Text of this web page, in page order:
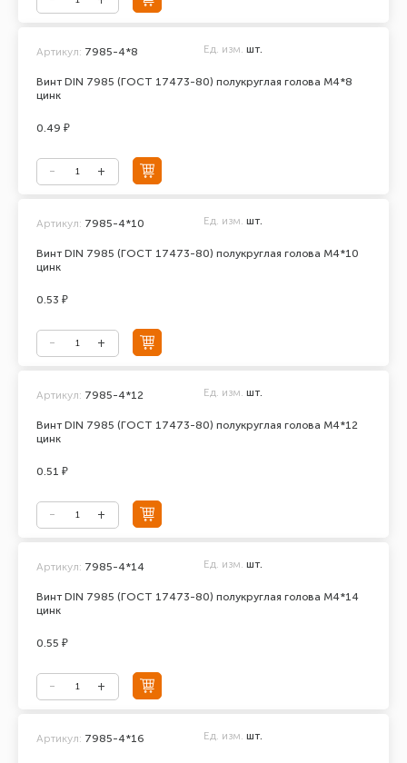
Винт DIN 7985 (ГОСТ 17473-80) полукруглая голова М4*8
цинк
Артикул: 7985-4*8 Ед. изм. шт.
0.49 ₽
Винт DIN 7985 (ГОСТ 17473-80) полукруглая голова М4*10
цинк
Артикул: 7985-4*10 Ед. изм. шт.
0.53 ₽
Винт DIN 7985 (ГОСТ 17473-80) полукруглая голова М4*12
цинк
Артикул: 7985-4*12 Ед. изм. шт.
0.51 ₽
Винт DIN 7985 (ГОСТ 17473-80) полукруглая голова М4*14
цинк
Артикул: 7985-4*14 Ед. изм. шт.
0.55 ₽
Артикул: 7985-4*16 Ед. изм. шт.